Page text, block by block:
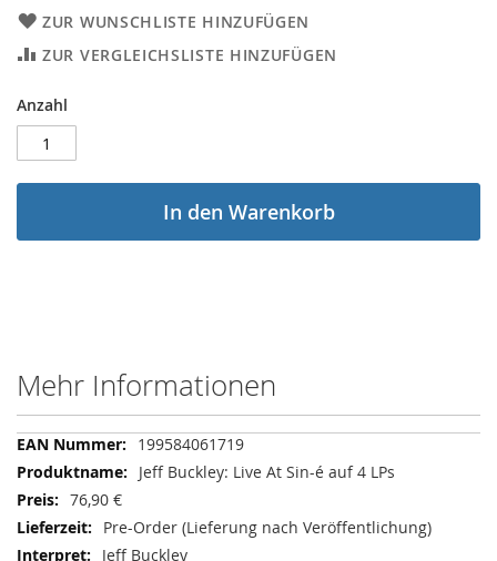
ZUR WUNSCHLISTE HINZUFÜGEN
ZUR VERGLEICHSLISTE HINZUFÜGEN
Anzahl
In den Warenkorb
Mehr Informationen
Mehr
Informationen
199584061719
Jeff Buckley: Live At Sin-é auf 4 LPs
76,90 €
Pre-Order (Lieferung nach Veröffentlichung)
Jeff Buckley